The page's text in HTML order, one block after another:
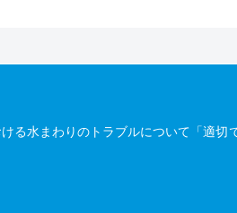
水まわりのトラブルについて「適切